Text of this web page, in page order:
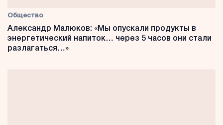
Общество
Александр Малюков: «Мы опускали продукты в
энергетический напиток… через 5 часов они стали
разлагаться…»